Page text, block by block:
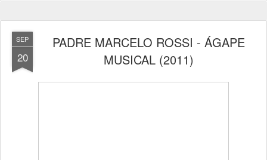
SEP
20
PADRE MARCELO ROSSI - ÁGAPE
MUSICAL (2011)